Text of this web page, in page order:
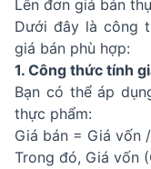
Lên đơn giá bán
Dưới đây là công
giá bán phù hợp:
1. Công thức tính
Bạn có thể áp
thực phẩm:
Giá bán = Giá vốn
Trong đó, Giá vốn